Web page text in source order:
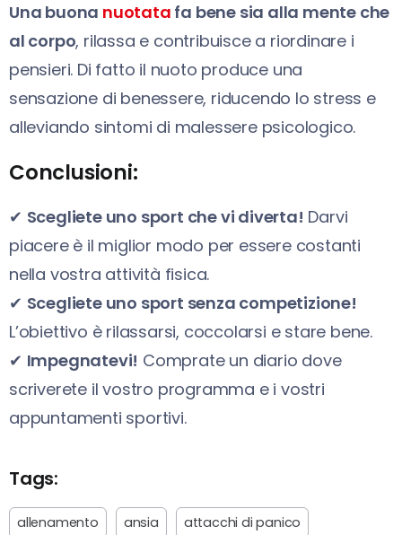
Una buona nuotata fa bene sia alla mente che
al corpo, rilassa e contribuisce a riordinare i
pensieri. Di fatto il nuoto produce una
sensazione di benessere, riducendo lo stress e
alleviando sintomi di malessere psicologico.
Conclusioni:
✔ Scegliete uno sport che vi diverta! Darvi
piacere è il miglior modo per essere costanti
nella vostra attività fisica.
✔ Scegliete uno sport senza competizione!
L’obiettivo è rilassarsi, coccolarsi e stare bene.
✔ Impegnatevi! Comprate un diario dove
scriverete il vostro programma e i vostri
appuntamenti sportivi.
Tags:
allenamento ansia attacchi di panico